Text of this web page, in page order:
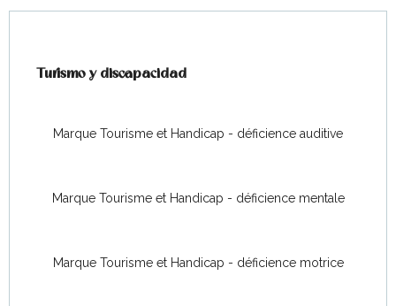
Turismo y discapacidad
Turismo y discapacidad
Marque Tourisme et Handicap - déficience auditive
Marque Tourisme et Handicap - déficience mentale
Marque Tourisme et Handicap - déficience motrice